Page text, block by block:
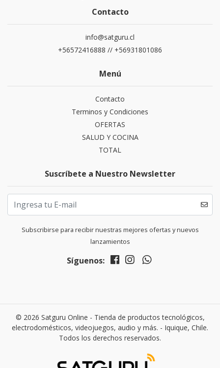
Contacto
info@satguru.cl
+56572416888 // +56931801086
Menú
Contacto
Terminos y Condiciones
OFERTAS
SALUD Y COCINA
TOTAL
Suscríbete a Nuestro Newsletter
Subscribirse para recibir nuestras mejores ofertas y nuevos
lanzamientos
Síguenos:
© 2026 Satguru Online - Tienda de productos tecnológicos,
electrodomésticos, videojuegos, audio y más. - Iquique, Chile.
Todos los derechos reservados.